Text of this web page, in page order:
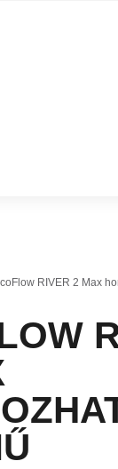
RIVER 2 Max